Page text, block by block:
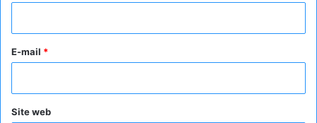
e
E-mail *
Site web